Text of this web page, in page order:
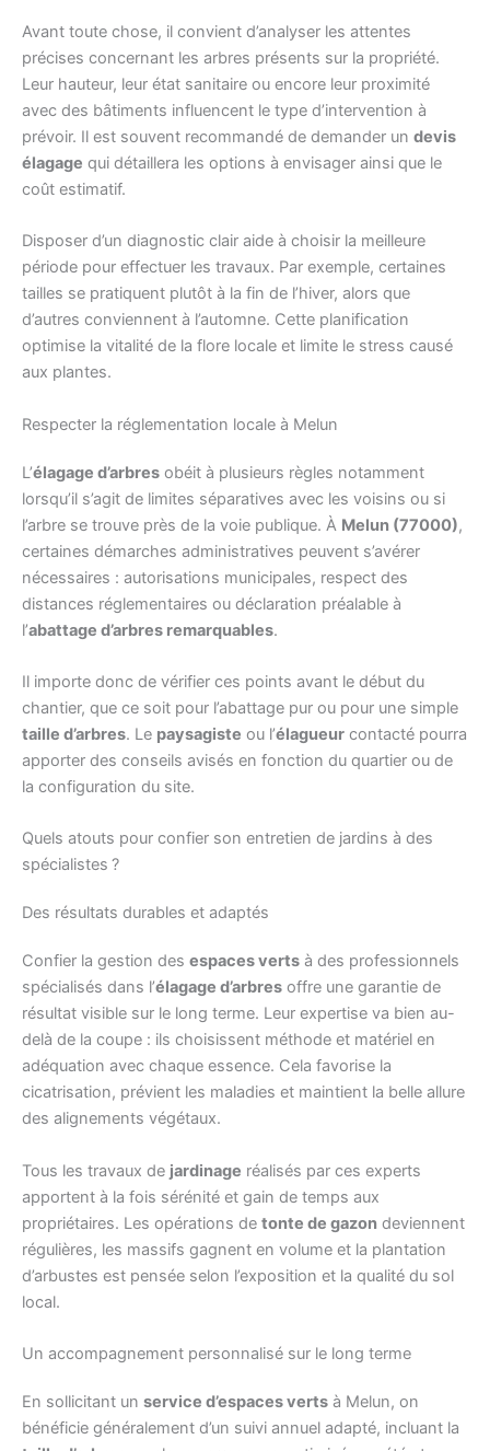
Avant toute chose, il convient d’analyser les attentes
précises concernant les arbres présents sur la propriété.
Leur hauteur, leur état sanitaire ou encore leur proximité
avec des bâtiments influencent le type d’intervention à
prévoir. Il est souvent recommandé de demander un devis
élagage qui détaillera les options à envisager ainsi que le
coût estimatif.
Disposer d’un diagnostic clair aide à choisir la meilleure
période pour effectuer les travaux. Par exemple, certaines
tailles se pratiquent plutôt à la fin de l’hiver, alors que
d’autres conviennent à l’automne. Cette planification
optimise la vitalité de la flore locale et limite le stress causé
aux plantes.
Respecter la réglementation locale à Melun
L’élagage d’arbres obéit à plusieurs règles notamment
lorsqu’il s’agit de limites séparatives avec les voisins ou si
l’arbre se trouve près de la voie publique. À Melun (77000),
certaines démarches administratives peuvent s’avérer
nécessaires : autorisations municipales, respect des
distances réglementaires ou déclaration préalable à
l’abattage d’arbres remarquables.
Il importe donc de vérifier ces points avant le début du
chantier, que ce soit pour l’abattage pur ou pour une simple
taille d’arbres. Le paysagiste ou l’élagueur contacté pourra
apporter des conseils avisés en fonction du quartier ou de
la configuration du site.
Quels atouts pour confier son entretien de jardins à des
spécialistes ?
Des résultats durables et adaptés
Confier la gestion des espaces verts à des professionnels
spécialisés dans l’élagage d’arbres offre une garantie de
résultat visible sur le long terme. Leur expertise va bien au-
delà de la coupe : ils choisissent méthode et matériel en
adéquation avec chaque essence. Cela favorise la
cicatrisation, prévient les maladies et maintient la belle allure
des alignements végétaux.
Tous les travaux de jardinage réalisés par ces experts
apportent à la fois sérénité et gain de temps aux
propriétaires. Les opérations de tonte de gazon deviennent
régulières, les massifs gagnent en volume et la plantation
d’arbustes est pensée selon l’exposition et la qualité du sol
local.
Un accompagnement personnalisé sur le long terme
En sollicitant un service d’espaces verts à Melun, on
bénéficie généralement d’un suivi annuel adapté, incluant la